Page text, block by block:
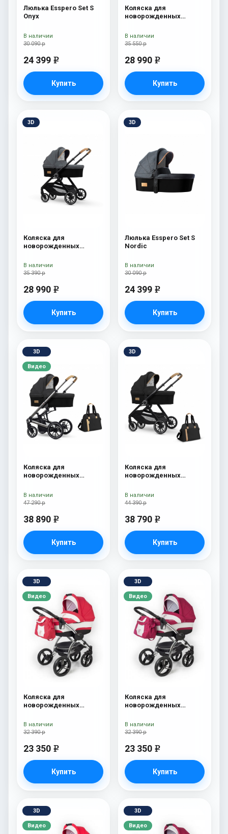
Люлька Esspero Set S
Onyx
30 090 р
24 399 e
Купить
В наличии
Коляска для
новорожденных
35 550 р
28 990 e
Купить
В наличии
3D
Коляска для
новорожденных
35 390 р
28 990 e
Купить
В наличии
3D
Люлька Esspero Set S
Nordic
30 090 р
24 399 e
Купить
В наличии
3D
Видео
Коляска для
новорожденных
Onyx
47 290 р
38 890 e
Купить
В наличии
3D
Коляска для
новорожденных
сумка Onyx
44 390 р
38 790 e
Купить
В наличии
3D
Видео
Коляска для
новорожденных
Chrome) Red Lux
32 390 р
23 350 e
Купить
В наличии
3D
Видео
Коляска для
новорожденных
Chrome) Borduex
32 390 р
23 350 e
Купить
В наличии
3D
Видео
3D
Видео